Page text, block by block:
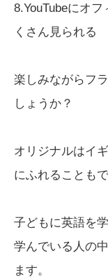
8.YouTubeにオ
くさん見られる
楽しみながらフ
しょうか？
オリジナルはイ
にふれることもで
子どもに英語を
学んでいる人の
ます。